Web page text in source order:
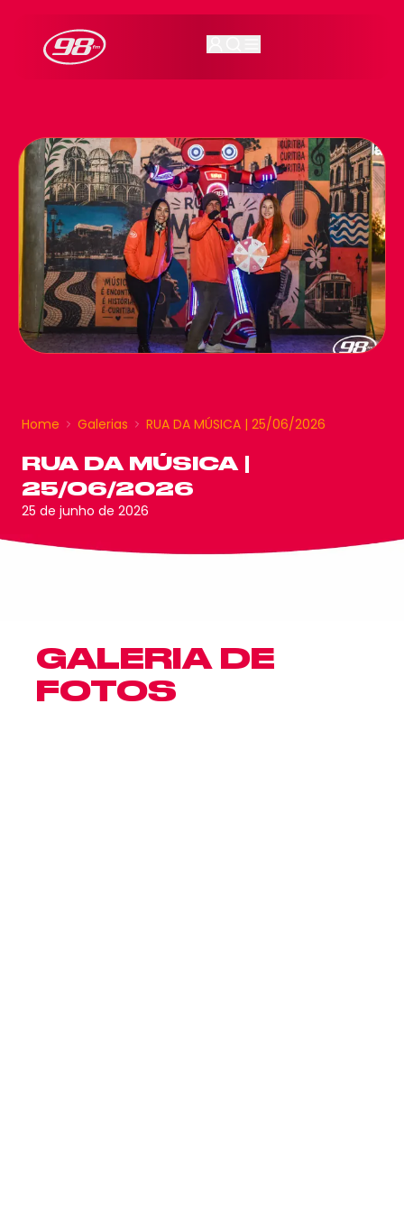
98FM Curitiba
Home Galerias RUA DA MÚSICA | 25/06/2026
RUA DA MÚSICA |
25/06/2026
25 de junho de 2026
GALERIA DE
FOTOS